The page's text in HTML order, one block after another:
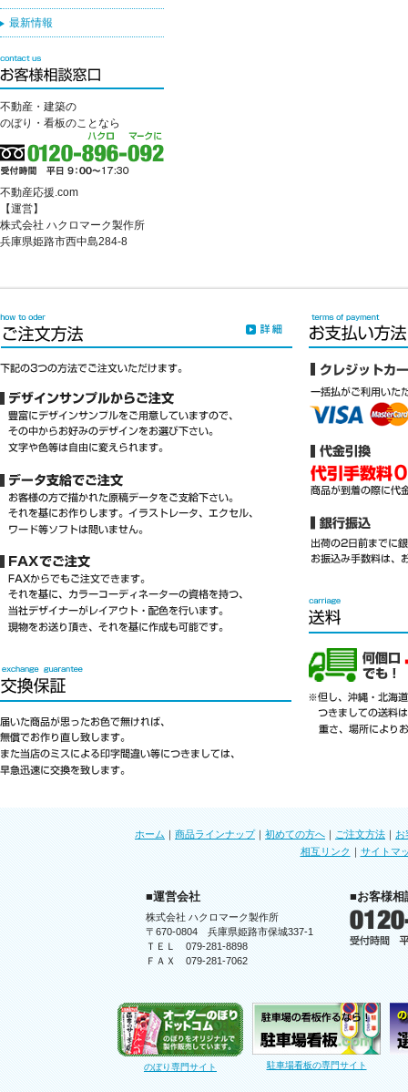
最新情報
不動産・建築の
のぼり・看板のことなら
不動産応援.com
【運営】
株式会社 ハクロマーク製作所
兵庫県姫路市西中島284-8
ホーム ｜ 商品ラインナップ｜ 初めての方へ ｜ ご注文方法 ｜ お
相互リンク ｜ サイトマ
■運営会社
株式会社 ハクロマーク製作所
〒670-0804 兵庫県姫路市保城337-1
ＴＥＬ 079-281-8898
ＦＡＸ 079-281-7062
■お客様相
のぼり専門サイト 駐車場看板の専門サイト